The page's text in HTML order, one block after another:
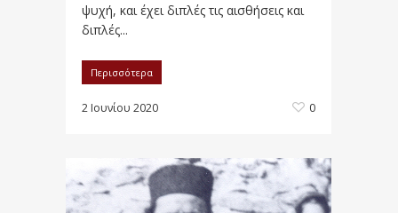
ψυχή, και έχει διπλές τις αισθήσεις και
διπλές...
Περισσότερα
2 Ιουνίου 2020 0